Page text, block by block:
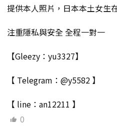
提供本人照片，日本本土女生
注重隱私與安全 全程一對一
【Gleezy：yu3327】
【 Telegram：@y5582 】
【 line：an12211 】
0